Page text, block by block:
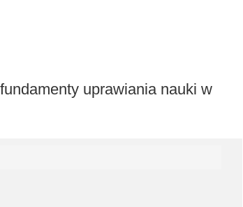
uprawiania nauki w